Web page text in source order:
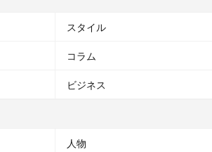
スタイル
コラム
ビジネス
人物